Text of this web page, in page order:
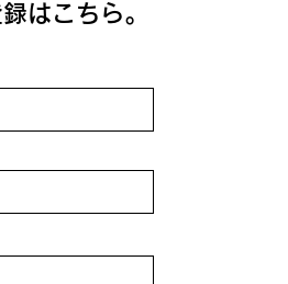
はこちら。